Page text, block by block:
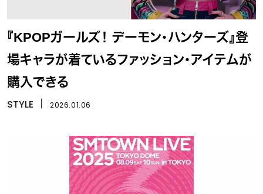
『KPOPガールズ！ デーモン・ハンターズ』登
場キャラが着ているファッション・アイテムが
購入できる
STYLE 2026.01.06